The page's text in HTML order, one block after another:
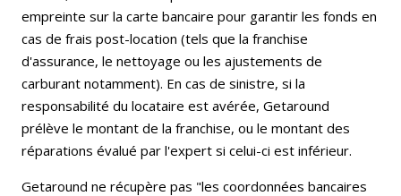
empreinte sur la carte bancaire pour garantir les fonds en
cas de frais post-location (tels que la franchise
d'assurance, le nettoyage ou les ajustements de
carburant notamment). En cas de sinistre, si la
responsabilité du locataire est avérée, Getaround
prélève le montant de la franchise, ou le montant des
réparations évalué par l'expert si celui-ci est inférieur.
Getaround ne récupère pas "les coordonnées bancaires